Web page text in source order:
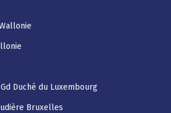
Duché du Luxembourg
Bruxelles